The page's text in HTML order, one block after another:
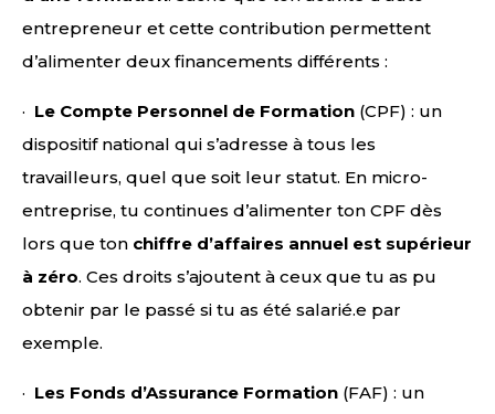
entrepreneur et cette contribution permettent
d’alimenter deux financements différents :
· Le Compte Personnel de Formation (CPF) : un
dispositif national qui s’adresse à tous les
travailleurs, quel que soit leur statut. En micro-
entreprise, tu continues d’alimenter ton CPF dès
lors que ton chiffre d’affaires annuel est supérieur
à zéro. Ces droits s’ajoutent à ceux que tu as pu
obtenir par le passé si tu as été salarié.e par
exemple.
· Les Fonds d’Assurance Formation (FAF) : un